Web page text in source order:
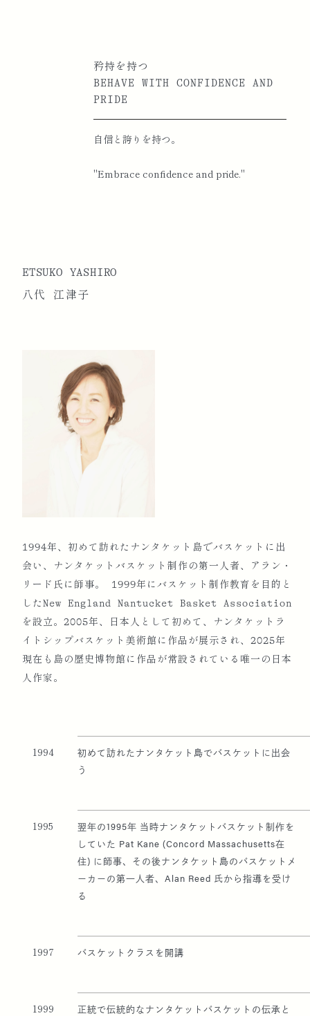
矜持を持つ
BEHAVE WITH CONFIDENCE AND
PRIDE
自信と誇りを持つ。
"Embrace confidence and pride."
ETSUKO YASHIRO
八代 江津子
1994年、初めて訪れたナンタケット島でバスケットに出
会い、ナンタケットバスケット制作の第一人者、アラン・
リード氏に師事。 1999年にバスケット制作教育を目的と
したNew England Nantucket Basket Association
を設立。2005年、日本人として初めて、ナンタケットラ
イトシップバスケット美術館に作品が展示され、2025年
現在も島の歴史博物館に作品が常設されている唯一の日本
人作家。
1994
初めて訪れたナンタケット島でバスケットに出会
う
1995
翌年の1995年 当時ナンタケットバスケット制作を
していた Pat Kane (Concord Massachusetts在
住) に師事、その後ナンタケット島のバスケットメ
ーカーの第一人者、Alan Reed 氏から指導を受け
る
1997 バスケットクラスを開講
1999 正統で伝統的なナンタケットバスケットの伝承と